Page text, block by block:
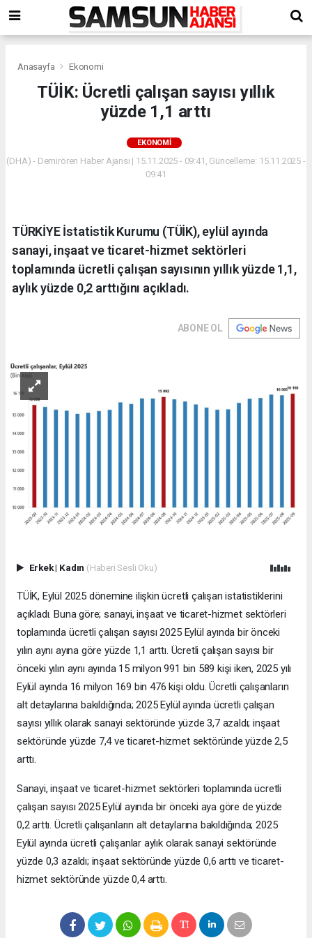
Anasayfa Ekonomi
TÜİK: Ücretli çalışan sayısı yıllık
yüzde 1,1 arttı
EKONOMI
(DHA) - Demirören Haber Ajansı | 15.11.2025 - 09:41, Güncelleme: 15.11.2025 -
09:41
TÜRKİYE İstatistik Kurumu (TÜİK), eylül ayında
sanayi, inşaat ve ticaret-hizmet sektörleri
toplamında ücretli çalışan sayısının yıllık yüzde 1,1,
aylık yüzde 0,2 arttığını açıkladı.
ABONE OL
Erkek| Kadın (Haberi Sesli Oku)
TÜİK, Eylül 2025 dönemine ilişkin ücretli çalışan istatistiklerini
açıkladı. Buna göre; sanayi, inşaat ve ticaret-hizmet sektörleri
toplamında ücretli çalışan sayısı 2025 Eylül ayında bir önceki
yılın aynı ayına göre yüzde 1,1 arttı. Ücretli çalışan sayısı bir
önceki yılın aynı ayında 15 milyon 991 bin 589 kişi iken, 2025 yılı
Eylül ayında 16 milyon 169 bin 476 kişi oldu. Ücretli çalışanların
alt detaylarına bakıldığında; 2025 Eylül ayında ücretli çalışan
sayısı yıllık olarak sanayi sektöründe yüzde 3,7 azaldı; inşaat
sektöründe yüzde 7,4 ve ticaret-hizmet sektöründe yüzde 2,5
arttı.
Sanayi, inşaat ve ticaret-hizmet sektörleri toplamında ücretli
çalışan sayısı 2025 Eylül ayında bir önceki aya göre de yüzde
0,2 arttı. Ücretli çalışanların alt detaylarına bakıldığında; 2025
Eylül ayında ücretli çalışanlar aylık olarak sanayi sektöründe
yüzde 0,3 azaldı; inşaat sektöründe yüzde 0,6 arttı ve ticaret-
hizmet sektöründe yüzde 0,4 arttı.